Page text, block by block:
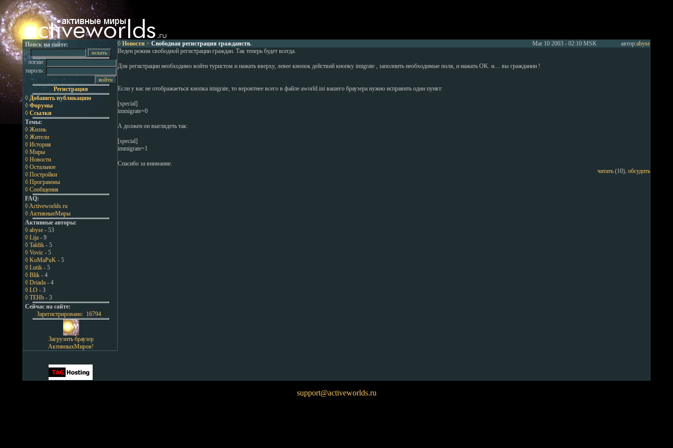
Поиск на сайте:
логин:
пароль:
Регистрация
◊ Добавить публикацию
◊ Форумы
◊ Ссылки
Темы:
◊ Жизнь
◊ Жители
◊ История
◊ Миры
◊ Новости
◊ Остальное
◊ Постройки
◊ Программы
◊ Сообщения
FAQ:
◊ Activeworlds.ru
◊ АктивныеМиры
Активные авторы:
◊ abyse - 53
◊ Lija - 9
◊ Taldik - 5
◊ Vovic - 5
◊ KoMaPuK - 5
◊ Lutik - 5
◊ Blik - 4
◊ Driada - 4
◊ LO - 3
◊ TEHb - 3
Сейчас на сайте:
Зарегистрировано: 16794
Загрузить браузер
АктивныхМиров!
◊ Новости > Свободная регистрация гражданств. Mar 10 2003 - 02:10 MSK автор:abyse
Веден режим свободной регистрации граждан. Так теперь будет всегда.
Для регистрации необходимо войти туристом и нажать вверху, левее кнопок действий кнопку imigrate , заполнить необходимые поля, и нажать OK. и.... вы гражданин !
Если у вас не отображаеться кнопка imigrate, то вероятнее всего в файле aworld.ini вашего браузера нужно исправить один пункт:
[special]
immigrate=0
А должен он выглядеть так:
[special]
immigrate=1
Спасибо за внимание.
читать (10), обсудить
support@activeworlds.ru